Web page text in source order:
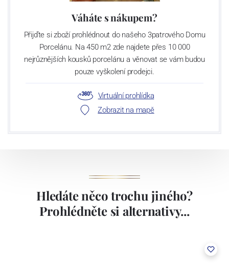
Váháte s nákupem?
Přijďte si zboží prohlédnout do našeho 3patrového Domu
Porcelánu. Na 450 m2 zde najdete přes 10 000
nejrůznějších kousků porcelánu a věnovat se vám budou
pouze vyškolení prodejci.
Virtuální prohlídka
Zobrazit na mapě
Hledáte něco trochu jiného?
Prohlédněte si alternativy...